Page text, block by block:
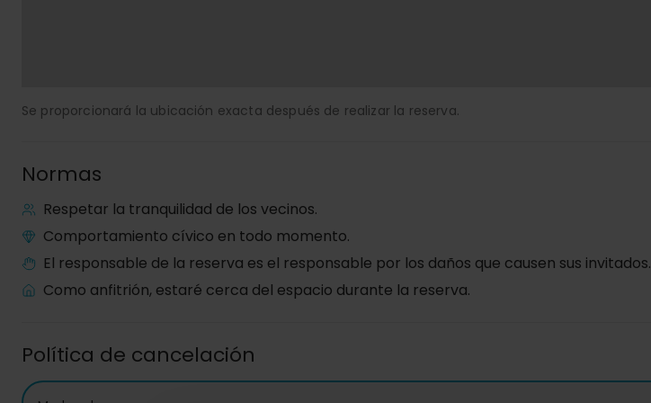
Se proporcionará la ubicación exacta después de realizar la reserva.
Normas
Respetar la tranquilidad de los vecinos.
Comportamiento cívico en todo momento.
El responsable de la reserva es el responsable por los daños que causen sus invitados.
Como anfitrión, estaré cerca del espacio durante la reserva.
Política de cancelación